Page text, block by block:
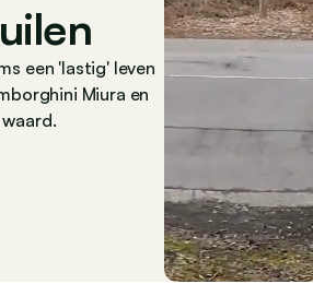
een 'lastig' leven
Miura en